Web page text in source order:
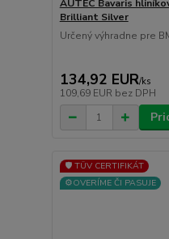
AUTEC Bavaris
Brilliant Silver
Určený výhradne pre
134,92 EUR/ks
109,69 EUR bez DPH
🛡️ TÜV CERTIFIKÁT
⚙️OVERÍME ČI PASUJE